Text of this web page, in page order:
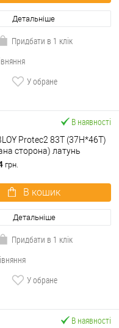
Детальніше
Придбати в 1 клік
У обране
В наявності
Protec2 83T (37H*46T)
сторона) латунь
грн.
В кошик
Детальніше
Придбати в 1 клік
У обране
В наявності